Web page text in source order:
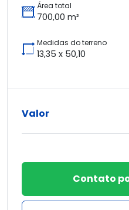
Área total
700,00 m²
Medidas do terreno
13,35 x 50,10
Valor
Contato